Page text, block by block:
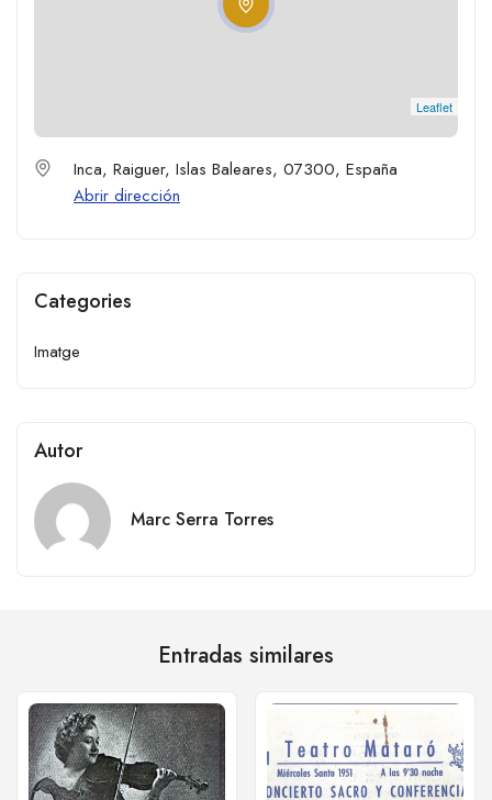
Leaflet
Inca, Raiguer, Islas Baleares, 07300, España
Abrir dirección
Categories
Imatge
Autor
Marc Serra Torres
Entradas similares